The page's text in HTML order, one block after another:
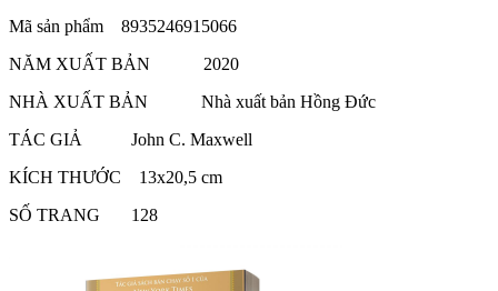
Mã sản phẩm 8935246915066
NĂM XUẤT BẢN 2020
NHÀ XUẤT BẢN Nhà xuất bản Hồng Đức
TÁC GIẢ John C. Maxwell
KÍCH THƯỚC 13x20,5 cm
SỐ TRANG 128